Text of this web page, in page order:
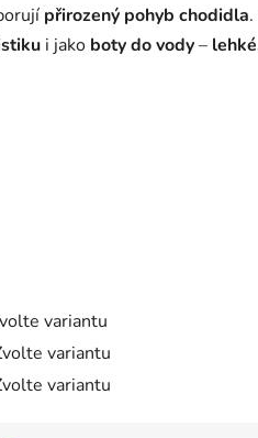
přirozený pohyb chodidla
i jako boty do vody–
variantu
variantu
variantu